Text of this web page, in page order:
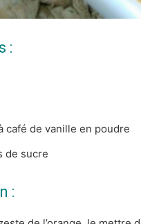
:
café de vanille en poudre
de sucre
: